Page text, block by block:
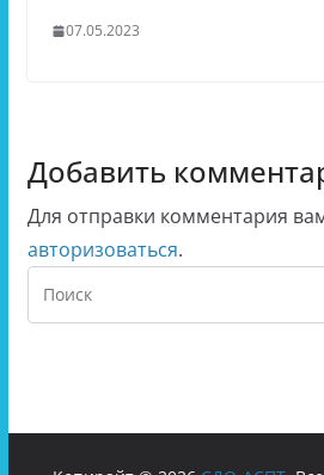
07.05.2023
Добавить
Для отправки комментария
авторизоваться.